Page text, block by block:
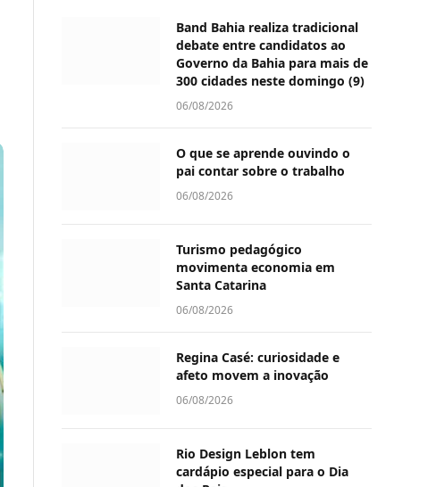
Band Bahia realiza tradicional
debate entre candidatos ao
Governo da Bahia para mais de
300 cidades neste domingo (9)
06/08/2026
O que se aprende ouvindo o
pai contar sobre o trabalho
06/08/2026
Turismo pedagógico
movimenta economia em
Santa Catarina
06/08/2026
Regina Casé: curiosidade e
afeto movem a inovação
06/08/2026
Rio Design Leblon tem
cardápio especial para o Dia